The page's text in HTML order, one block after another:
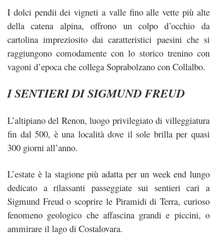
I dolci pendii dei vigneti a valle fino alle vette più alte
della catena alpina, offrono un colpo d’occhio da
cartolina impreziosito dai caratteristici paesini che si
raggiungono comodamente con lo storico trenino con
vagoni d’epoca che collega Soprabolzano con Collalbo.
I SENTIERI DI SIGMUND FREUD
L’altipiano del Renon, luogo privilegiato di villeggiatura
fin dal 500, è una località dove il sole brilla per quasi
300 giorni all’anno.
L’estate è la stagione più adatta per un week end lungo
dedicato a rilassanti passeggiate sui sentieri cari a
Sigmund Freud o scoprire le Piramidi di Terra, curioso
fenomeno geologico che affascina grandi e piccini, o
ammirare il lago di Costalovara.